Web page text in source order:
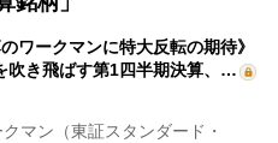
ワークマンに特大反転の期待》
吹き飛ばす第1四半期決算、…
マン（東証スタンダード・